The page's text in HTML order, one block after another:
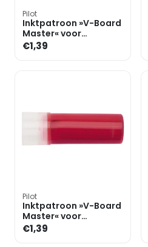
Pilot
Inktpatroon »V-Board
Master« voor
whiteboard markers
€1,39
Pilot
Inktpatroon »V-Board
Master« voor
whiteboard markers
€1,39